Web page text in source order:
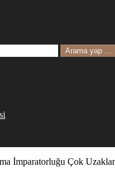
Arama yap ...
İmparatorluğu Çok